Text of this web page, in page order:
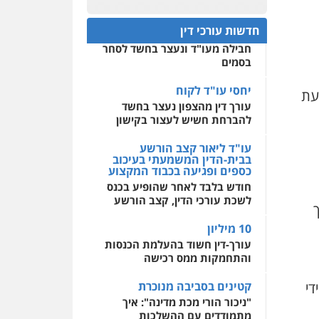
0505643689
עו"ד שלומי שרון
פלילי צבאי מעצרים
וחקירות
עו"ד אלון קריטי
פלילי כלכלי אלימות
סמים מעצרים
0525544654
עו"ד דפנה לביא
משפחה גישור
0507206063
0522508109
אחסון אתרים
לעורכי דין
אסירים עבירות מין
שירותים מקצועיים לעורכי
דין
0544500346
חדשות עורכי דין
חפץ חשוד
עצור בתיק ניסיון רצח קיבל
חבילה מעו"ד ונעצר בחשד לסחר
בסמים
יחסי עו"ד לקוח
עורך דין מהצפון נעצר בחשד
להברחת חשיש לעצור בקישון
עו"ד ליאור קצב הורשע
בבית-הדין המשמעתי בעיכוב
כספים ופגיעה בכבוד המקצוע
חודש בלבד לאחר שהופיע בכנס
לשכת עורכי הדין, קצב הורשע
10 מיליון
עורך-דין חשוד בהעלמת הכנסות
והתחמקות ממס רכישה
קטינים בסביבה מנוכרת
"ניכור הורי מכת מדינה": איך
מתמודדים עם ההשלכות